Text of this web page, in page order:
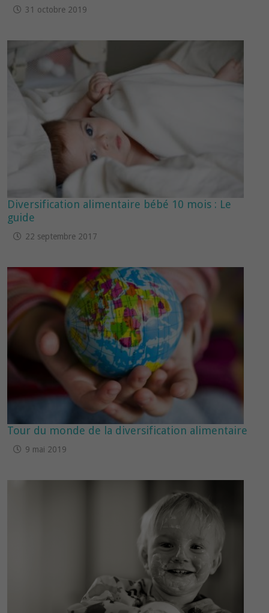
31 octobre 2019
Diversification alimentaire bébé 10 mois : Le
guide
22 septembre 2017
Tour du monde de la diversification alimentaire
9 mai 2019